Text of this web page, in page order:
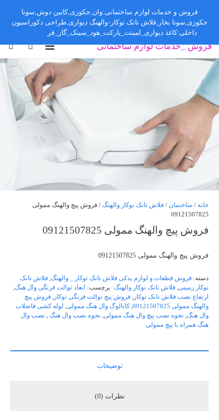
فروش _خدمات لوازم ساختمانی
خانه / ساختمان / فلاش تانک توکار والهنگ / فروش پیچ والهنگ ممولی
09121507825
فروش پیچ والهنگ ممولی 09121507825
فروش پیچ والهنگ ممولی 09121507825
دسته: فروش قطعات و لوازم یدکی فلاش تانک توکار _ والهنگ, فلاش تانک
توکار زمینی, فلاش تانک توکار والهنگ برچسب: ابعاد توالت فرنگی وال هنگ,
ارتفاع نصب فلاش تانک توکار , فروش پیچ توالت فرنگی توکار , فروش پیچ
والهنگ ممولی 09121507825
, کاتالوگ وال هنگ ممولی, لوله کشی فاضلاب
وال هنگ, نحوه نصب پیچ وال هنگ ممولی, نحوه نصب وال هنگ , نصب وال
هنگ همراه با پیچ ممولی
توضیحات
نظرات (0)
فروش و خدمات لوازم ساختمانی:وان,جکوزی,کابین دوش,سونا
جکوزی,سونا بخار,فلاش تانک توکار-والهنگ دیواری,طراحی دکوراسیون
داخلی:کاغذ دیواری_لمینت_پارکت_هود_سینک_گاز_فر